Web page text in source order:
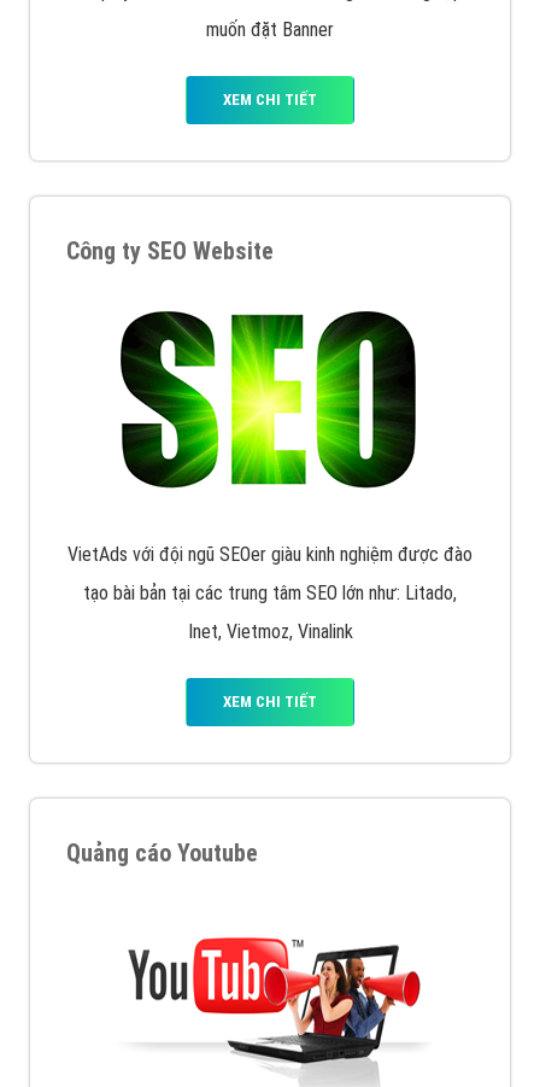
muốn đặt Banner
XEM CHI TIẾT
Công ty SEO Website
VietAds với đội ngũ SEOer giàu kinh nghiệm được đào
tạo bài bản tại các trung tâm SEO lớn như: Litado,
Inet, Vietmoz, Vinalink
XEM CHI TIẾT
Quảng cáo Youtube